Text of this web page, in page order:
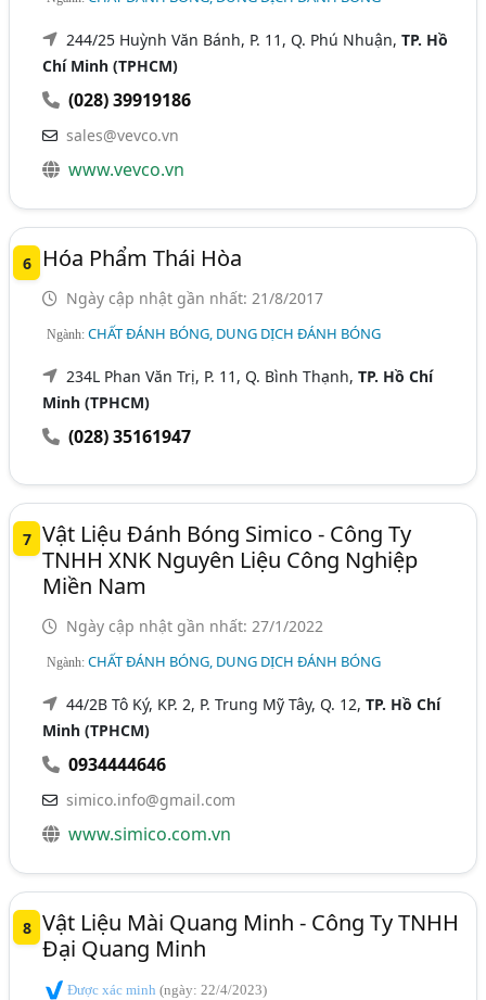
244/25 Huỳnh Văn Bánh, P. 11, Q. Phú Nhuận,TP. Hồ
Chí Minh (TPHCM)
(028) 39919186
sales@vevco.vn
www.vevco.vn
6 Hóa Phẩm Thái Hòa
Ngày cập nhật gần nhất: 21/8/2017
Ngành:CHẤT ĐÁNH BÓNG, DUNG DỊCH ĐÁNH BÓNG
234L Phan Văn Trị, P. 11, Q. Bình Thạnh,TP. Hồ Chí
Minh (TPHCM)
(028) 35161947
7 Vật Liệu Đánh Bóng Simico - Công Ty
TNHH XNK Nguyên Liệu Công Nghiệp
Miền Nam
Ngày cập nhật gần nhất: 27/1/2022
Ngành:CHẤT ĐÁNH BÓNG, DUNG DỊCH ĐÁNH BÓNG
44/2B Tô Ký, KP. 2, P. Trung Mỹ Tây, Q. 12,TP. Hồ Chí
Minh (TPHCM)
0934444646
simico.info@gmail.com
www.simico.com.vn
8 Vật Liệu Mài Quang Minh - Công Ty TNHH
Đại Quang Minh
Được xác minh(ngày: 22/4/2023)